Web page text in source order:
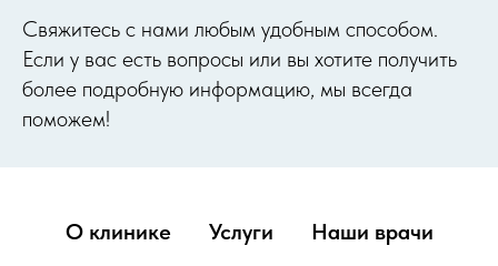
Cвяжитесь с нами любым удобным способом.
Если у вас есть вопросы или вы хотите получить
более подробную информацию, мы всегда
поможем!
О клинике Услуги
Наши врачи